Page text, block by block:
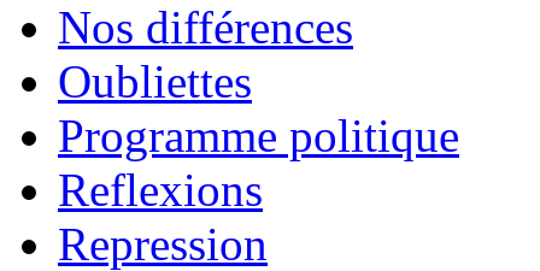
Nos différences
Oubliettes
Programme politique
Reflexions
Repression